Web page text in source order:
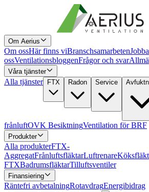
Om Aerius
Om ossHär finns viBranschsamarbeten
ossVentilationsbloggenFrågor och svar
Våra tjänster
Alla tjänster FTX Radon Service
frånluftOVK BesiktningVentilation för BRF
Produkter
Alla produkterFTX-
AggregatFrånluftsfläktarLuftrenare
FTXBadrumsfläktarTilluftsventiler
Finansiering
Räntefri avbetalningRotavdragEnergibidrag